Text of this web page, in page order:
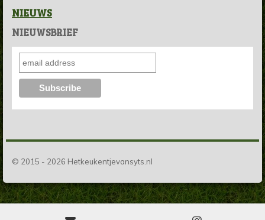
NIEUWS
NIEUWSBRIEF
© 2015 - 2026 Hetkeukentjevansyts.nl